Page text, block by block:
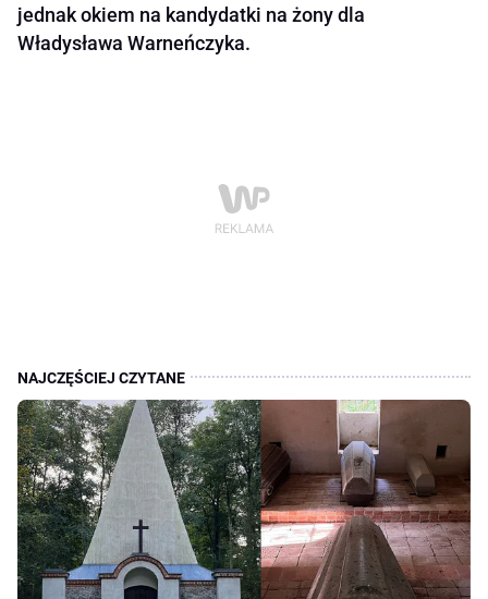
jednak okiem na kandydatki na żony dla
Władysława Warneńczyka.